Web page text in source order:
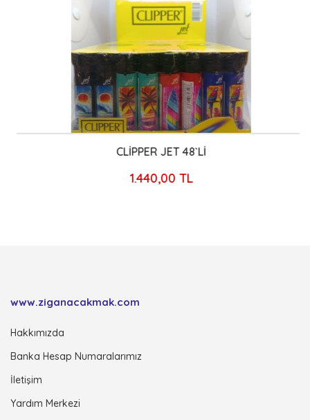
CLİPPER JET 48`Lİ
1.440,00 TL
www.ziganacakmak.com
Hakkımızda
Banka Hesap Numaralarımız
İletişim
Yardım Merkezi